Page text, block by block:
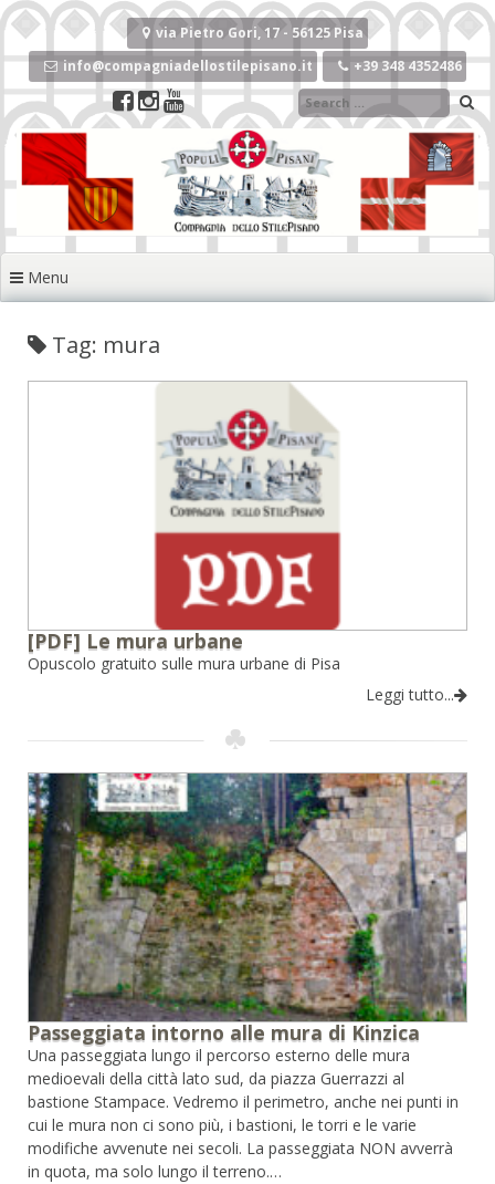
Vai
al
contenuto
via Pietro Gori, 17 - 56125 Pisa
info@compagniadellostilepisano.it
+39 348 4352486
Menu
Tag: mura
[PDF] Le mura urbane
Opuscolo gratuito sulle mura urbane di Pisa
Leggi tutto...
Passeggiata intorno alle mura di Kinzica
Una passeggiata lungo il percorso esterno delle mura
medioevali della città lato sud, da piazza Guerrazzi al
bastione Stampace. Vedremo il perimetro, anche nei punti in
cui le mura non ci sono più, i bastioni, le torri e le varie
modifiche avvenute nei secoli. La passeggiata NON avverrà
in quota, ma solo lungo il terreno.…